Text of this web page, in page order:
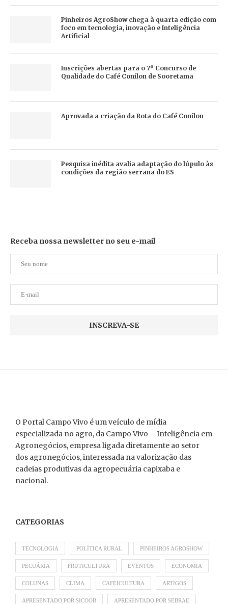
Pinheiros AgroShow chega à quarta edição com
foco em tecnologia, inovação e Inteligência
Artificial
Inscrições abertas para o 7º Concurso de
Qualidade do Café Conilon de Sooretama
Aprovada a criação da Rota do Café Conilon
Pesquisa inédita avalia adaptação do lúpulo às
condições da região serrana do ES
Receba nossa newsletter no seu e-mail
O Portal Campo Vivo é um veículo de mídia
especializada no agro, da Campo Vivo – Inteligência em
Agronegócios, empresa ligada diretamente ao setor
dos agronegócios, interessada na valorização das
cadeias produtivas da agropecuária capixaba e
nacional.
CATEGORIAS
TECNOLOGIA POLÍTICA RURAL PINHEIROS AGROSHOW
PECUÁRIA FRUTICULTURA EVENTOS ECONOMIA
COLUNAS CLIMA CAFEICULTURA ARTIGOS
APRESENTADO POR SICOOB APRESENTADO POR SEBRAE